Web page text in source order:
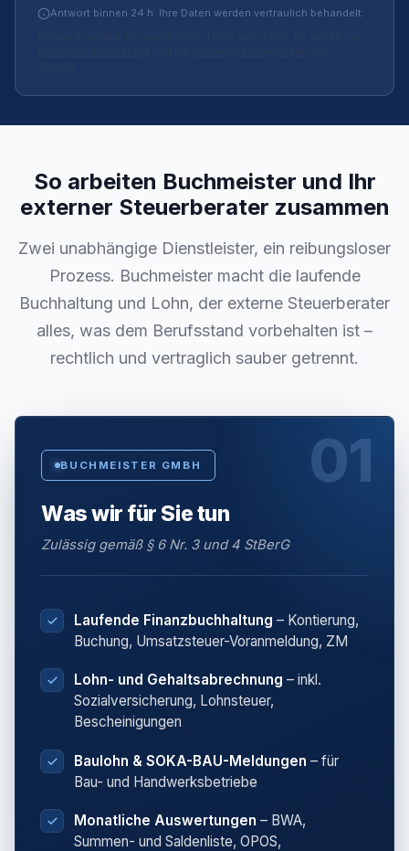
Antwort binnen 24 h. Ihre Daten werden vertraulich behandelt.
So arbeiten Buchmeister und Ihr
externer Steuerberater zusammen
Zwei unabhängige Dienstleister, ein reibungsloser
Prozess. Buchmeister macht die laufende
Buchhaltung und Lohn, der externe Steuerberater
alles, was dem Berufsstand vorbehalten ist –
rechtlich und vertraglich sauber getrennt.
01
BUCHMEISTER GMBH
Was wir für Sie tun
Zulässig gemäß § 6 Nr. 3 und 4 StBerG
Laufende Finanzbuchhaltung – Kontierung,
Buchung, Umsatzsteuer-Voranmeldung, ZM
Lohn- und Gehaltsabrechnung – inkl.
Sozialversicherung, Lohnsteuer,
Bescheinigungen
Baulohn & SOKA-BAU-Meldungen – für
Bau- und Handwerksbetriebe
Monatliche Auswertungen – BWA,
Summen- und Saldenliste, OPOS,